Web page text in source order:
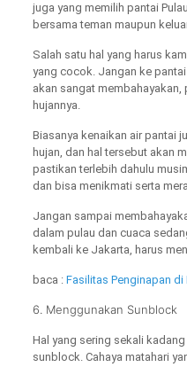
juga yang memilih pantai
bersama teman maupun
Salah satu hal yang harus
yang cocok. Jangan ke
akan sangat
hujannya.
Biasanya kenaikan air pantai
hujan, dan hal tersebut akan
pastikan terlebih dahulu
dan bisa menikmati serta
Jangan sampai
dalam pulau dan cuaca
kembali ke Jakarta, harus
baca : Fasilitas Penginapan di
6. Menggunakan Sunblock
Hal yang sering sekali
sunblock. Cahaya matahari